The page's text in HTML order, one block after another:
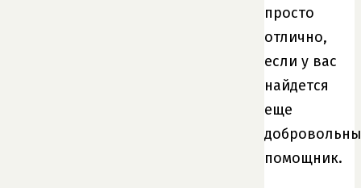
просто
отлично,
если у вас
найдется
еще
помощник.